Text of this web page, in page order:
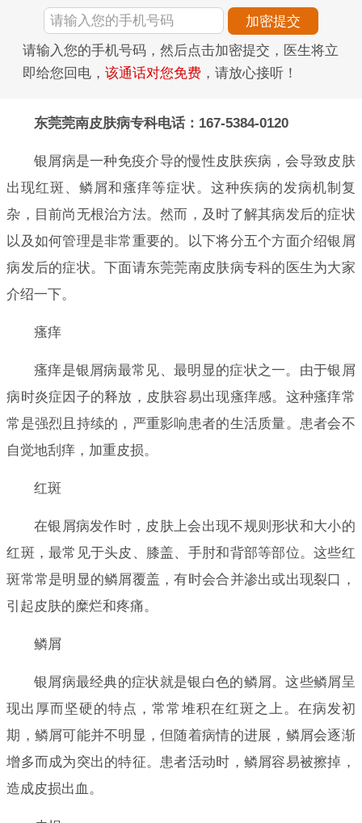
请输入您的手机号码，然后点击加密提交，医生将立
即给您回电， 该通话对您免费 ，请放心接听！
东莞莞南皮肤病专科电话：167-5384-0120
银屑病是一种免疫介导的慢性皮肤疾病，会导致皮肤
出现红斑、鳞屑和瘙痒等症状。这种疾病的发病机制复
杂，目前尚无根治方法。然而，及时了解其病发后的症状
以及如何管理是非常重要的。以下将分五个方面介绍银屑
病发后的症状。下面请东莞莞南皮肤病专科的医生为大家
介绍一下。
瘙痒
瘙痒是银屑病最常见、最明显的症状之一。由于银屑
病时炎症因子的释放，皮肤容易出现瘙痒感。这种瘙痒常
常是强烈且持续的，严重影响患者的生活质量。患者会不
自觉地刮痒，加重皮损。
红斑
在银屑病发作时，皮肤上会出现不规则形状和大小的
红斑，最常见于头皮、膝盖、手肘和背部等部位。这些红
斑常常是明显的鳞屑覆盖，有时会合并渗出或出现裂口，
引起皮肤的糜烂和疼痛。
鳞屑
银屑病最经典的症状就是银白色的鳞屑。这些鳞屑呈
现出厚而坚硬的特点，常常堆积在红斑之上。在病发初
期，鳞屑可能并不明显，但随着病情的进展，鳞屑会逐渐
增多而成为突出的特征。患者活动时，鳞屑容易被擦掉，
造成皮损出血。